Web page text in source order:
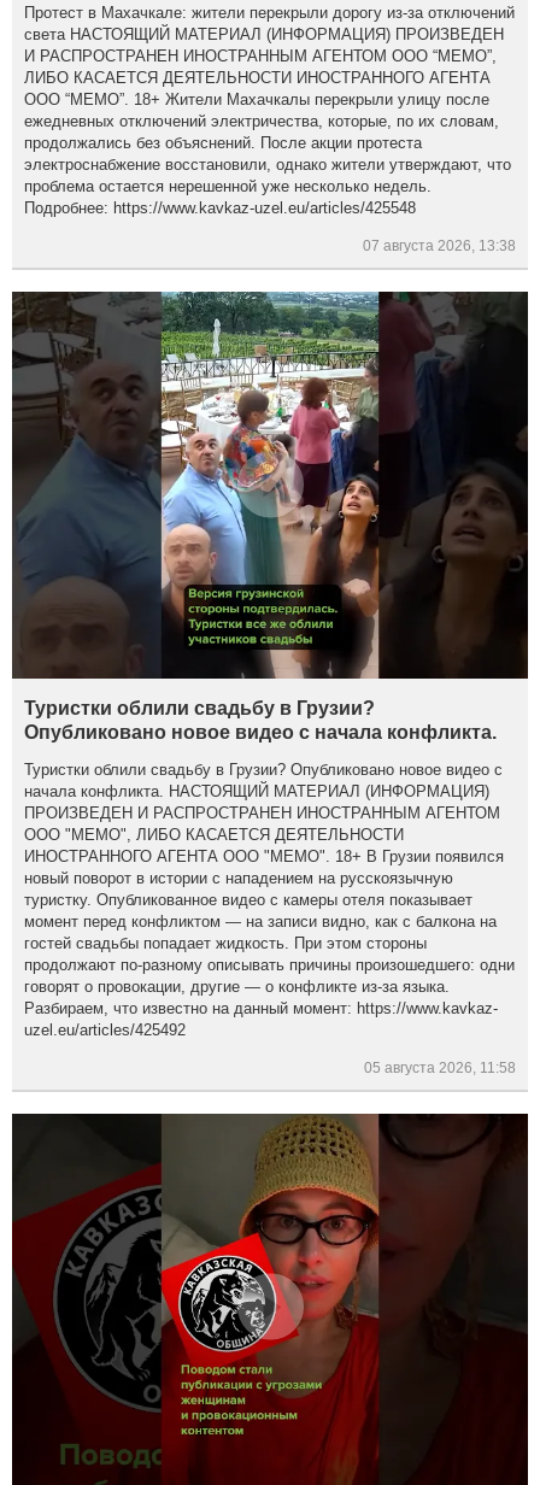
Протест в Махачкале: жители перекрыли дорогу из-за отключений
света НАСТОЯЩИЙ МАТЕРИАЛ (ИНФОРМАЦИЯ) ПРОИЗВЕДЕН
И РАСПРОСТРАНЕН ИНОСТРАННЫМ АГЕНТОМ ООО “МЕМО”,
ЛИБО КАСАЕТСЯ ДЕЯТЕЛЬНОСТИ ИНОСТРАННОГО АГЕНТА
ООО “МЕМО”. 18+ Жители Махачкалы перекрыли улицу после
ежедневных отключений электричества, которые, по их словам,
продолжались без объяснений. После акции протеста
электроснабжение восстановили, однако жители утверждают, что
проблема остается нерешенной уже несколько недель.
Подробнее: https://www.kavkaz-uzel.eu/articles/425548
07 августа 2026, 13:38
Туристки облили свадьбу в Грузии?
Опубликовано новое видео с начала конфликта.
Туристки облили свадьбу в Грузии? Опубликовано новое видео с
начала конфликта. НАСТОЯЩИЙ МАТЕРИАЛ (ИНФОРМАЦИЯ)
ПРОИЗВЕДЕН И РАСПРОСТРАНЕН ИНОСТРАННЫМ АГЕНТОМ
ООО "МЕМО", ЛИБО КАСАЕТСЯ ДЕЯТЕЛЬНОСТИ
ИНОСТРАННОГО АГЕНТА ООО "МЕМО". 18+ В Грузии появился
новый поворот в истории с нападением на русскоязычную
туристку. Опубликованное видео с камеры отеля показывает
момент перед конфликтом — на записи видно, как с балкона на
гостей свадьбы попадает жидкость. При этом стороны
продолжают по-разному описывать причины произошедшего: одни
говорят о провокации, другие — о конфликте из-за языка.
Разбираем, что известно на данный момент: https://www.kavkaz-
uzel.eu/articles/425492
05 августа 2026, 11:58